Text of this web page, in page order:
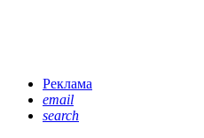
Реклама
email
search